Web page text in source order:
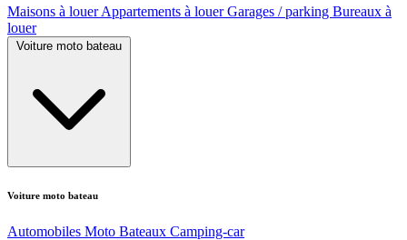
Maisons à louerAppartements à louerGarages / parking Bureaux à
louer
Voiture moto bateau
Voiture moto bateau
Automobiles Moto Bateaux Camping-car